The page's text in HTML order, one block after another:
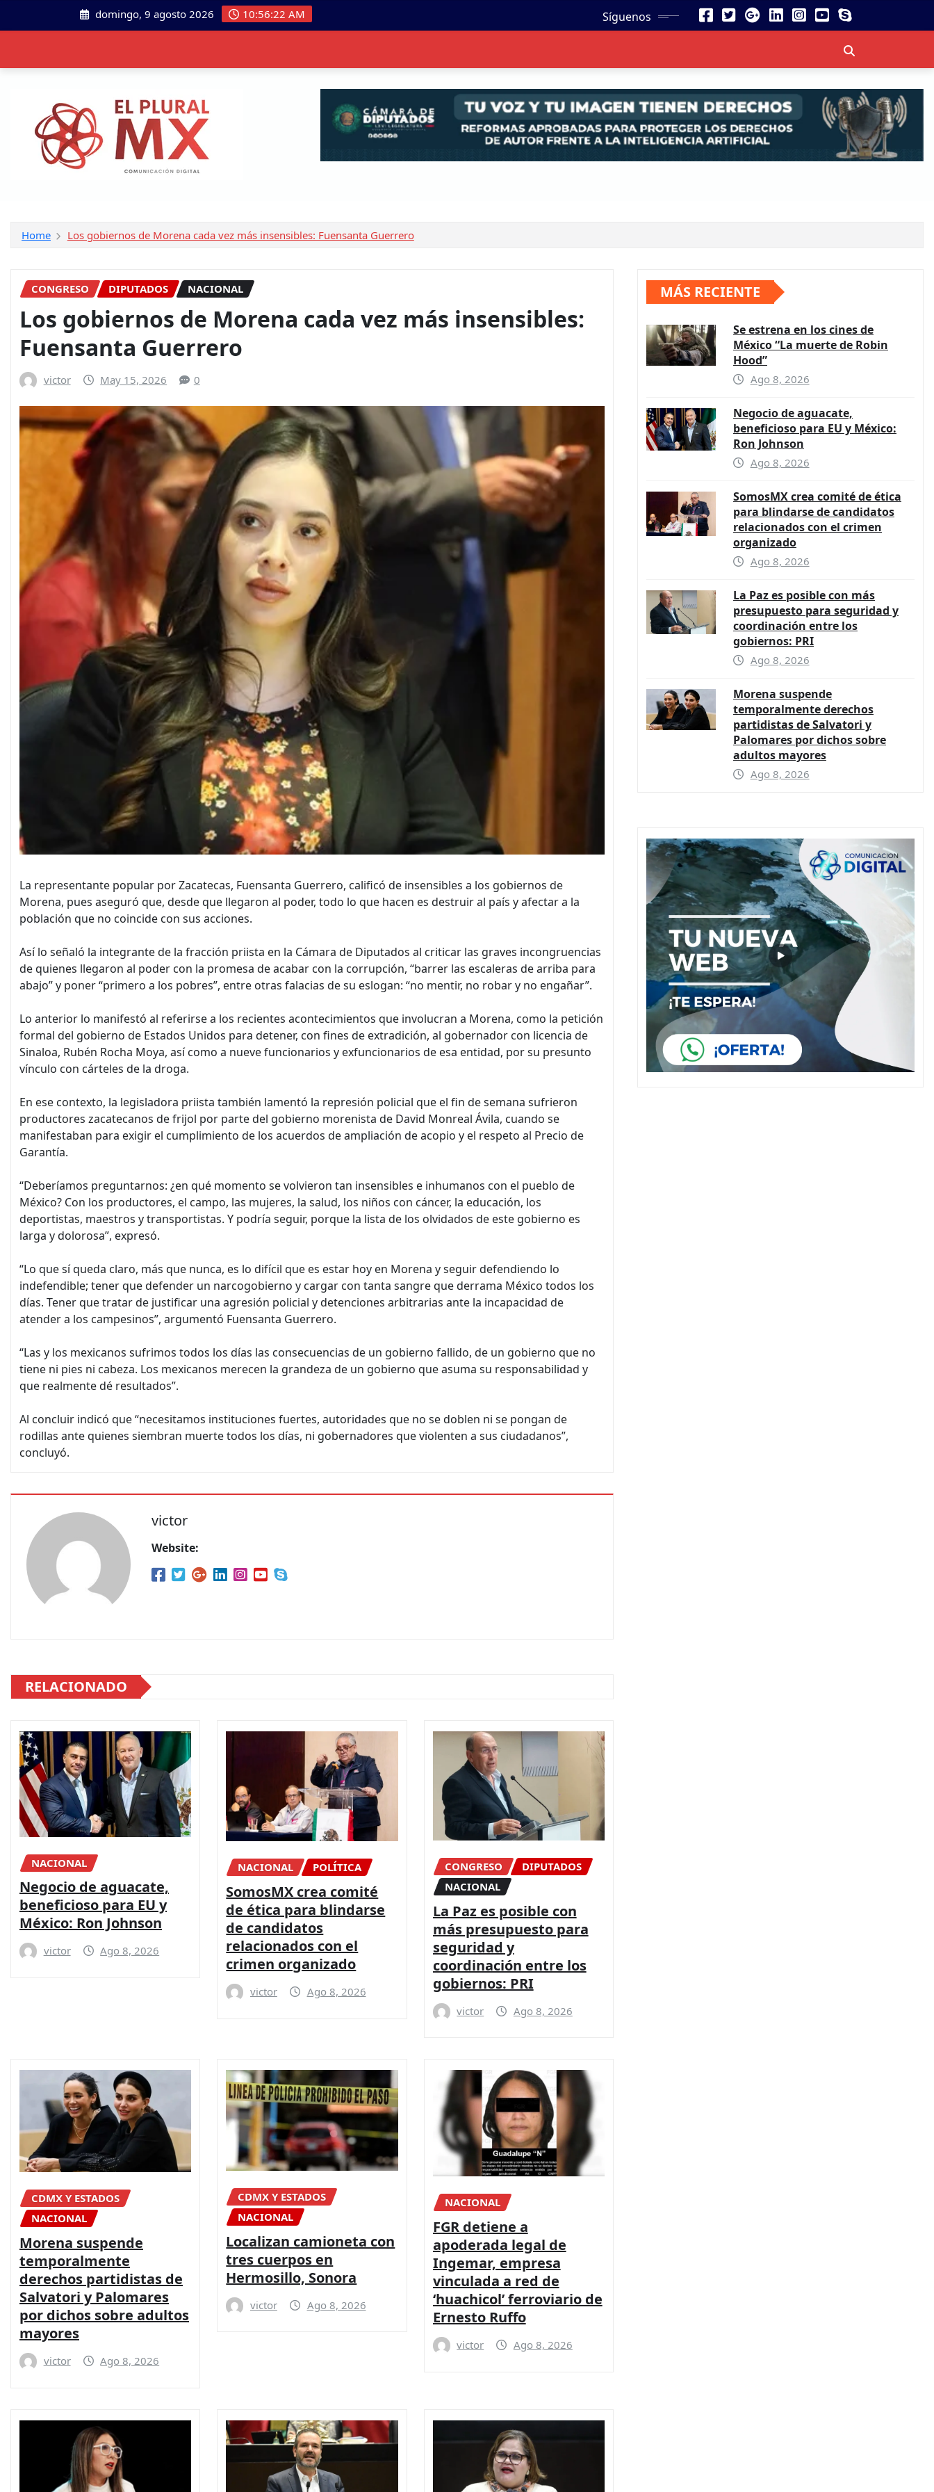
domingo, 9 agosto 2026 10:56:24 AM Síguenos
Home Los gobiernos de Morena cada vez más insensibles: Fuensanta Guerrero
CONGRESO DIPUTADOS NACIONAL
Los gobiernos de Morena cada vez más insensibles:
Fuensanta Guerrero
victor May 15, 2026 0
La representante popular por Zacatecas, Fuensanta Guerrero, calificó de insensibles a los gobiernos de
Morena, pues aseguró que, desde que llegaron al poder, todo lo que hacen es destruir al país y afectar a la
población que no coincide con sus acciones.
Así lo señaló la integrante de la fracción priista en la Cámara de Diputados al criticar las graves incongruencias
de quienes llegaron al poder con la promesa de acabar con la corrupción, “barrer las escaleras de arriba para
abajo” y poner “primero a los pobres”, entre otras falacias de su eslogan: “no mentir, no robar y no engañar”.
Lo anterior lo manifestó al referirse a los recientes acontecimientos que involucran a Morena, como la petición
formal del gobierno de Estados Unidos para detener, con fines de extradición, al gobernador con licencia de
Sinaloa, Rubén Rocha Moya, así como a nueve funcionarios y exfuncionarios de esa entidad, por su presunto
vínculo con cárteles de la droga.
En ese contexto, la legisladora priista también lamentó la represión policial que el fin de semana sufrieron
productores zacatecanos de frijol por parte del gobierno morenista de David Monreal Ávila, cuando se
manifestaban para exigir el cumplimiento de los acuerdos de ampliación de acopio y el respeto al Precio de
Garantía.
“Deberíamos preguntarnos: ¿en qué momento se volvieron tan insensibles e inhumanos con el pueblo de
México? Con los productores, el campo, las mujeres, la salud, los niños con cáncer, la educación, los
deportistas, maestros y transportistas. Y podría seguir, porque la lista de los olvidados de este gobierno es
larga y dolorosa”, expresó.
“Lo que sí queda claro, más que nunca, es lo difícil que es estar hoy en Morena y seguir defendiendo lo
indefendible; tener que defender un narcogobierno y cargar con tanta sangre que derrama México todos los
días. Tener que tratar de justificar una agresión policial y detenciones arbitrarias ante la incapacidad de
atender a los campesinos”, argumentó Fuensanta Guerrero.
“Las y los mexicanos sufrimos todos los días las consecuencias de un gobierno fallido, de un gobierno que no
tiene ni pies ni cabeza. Los mexicanos merecen la grandeza de un gobierno que asuma su responsabilidad y
que realmente dé resultados”.
Al concluir indicó que “necesitamos instituciones fuertes, autoridades que no se doblen ni se pongan de
rodillas ante quienes siembran muerte todos los días, ni gobernadores que violenten a sus ciudadanos”,
concluyó.
victor
Website:
RELACIONADO
NACIONAL
Negocio de aguacate,
beneficioso para EU y
México: Ron Johnson
victor Ago 8, 2026
NACIONAL POLÍTICA
SomosMX crea comité
de ética para blindarse
de candidatos
relacionados con el
crimen organizado
victor Ago 8, 2026
CONGRESO
DIPUTADOS
NACIONAL
La Paz es posible con
más presupuesto para
seguridad y
coordinación entre los
gobiernos: PRI
victor Ago 8, 2026
CDMX Y ESTADOS
NACIONAL
Morena suspende
temporalmente
derechos partidistas de
Salvatori y Palomares
por dichos sobre adultos
mayores
victor Ago 8, 2026
CDMX Y ESTADOS
NACIONAL
Localizan camioneta con
tres cuerpos en
Hermosillo, Sonora
victor Ago 8, 2026
NACIONAL
FGR detiene a
apoderada legal de
Ingemar, empresa
vinculada a red de
‘huachicol’ ferroviario de
Ernesto Ruffo
victor Ago 8, 2026
MÁS RECIENTE
Se estrena en los cines de
México “La muerte de Robin
Hood”
Ago 8, 2026
Negocio de aguacate,
beneficioso para EU y México:
Ron Johnson
Ago 8, 2026
SomosMX crea comité de ética
para blindarse de candidatos
relacionados con el crimen
organizado
Ago 8, 2026
La Paz es posible con más
presupuesto para seguridad y
coordinación entre los
gobiernos: PRI
Ago 8, 2026
Morena suspende
temporalmente derechos
partidistas de Salvatori y
Palomares por dichos sobre
adultos mayores
Ago 8, 2026